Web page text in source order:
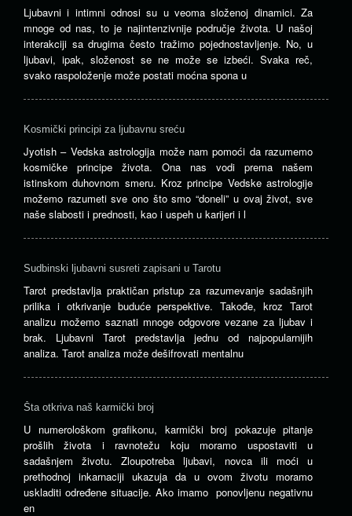
Ljubavni i intimni odnosi su u veoma složenoj dinamici. Za
mnoge od nas, to je najintenzivnije područje života. U našoj
interakciji sa drugima često tražimo pojednostavljenje. No, u
ljubavi, ipak, složenost se ne može se izbeći. Svaka reč,
svako raspoloženje može postati moćna spona u
Kosmički principi za ljubavnu sreću
Jyotish – Vedska astrologija može nam pomoći da razumemo
kosmičke principe života. Ona nas vodi prema našem
istinskom duhovnom smeru. Kroz principe Vedske astrologije
možemo razumeti sve ono što smo “doneli” u ovaj život, sve
naše slabosti i prednosti, kao i uspeh u karijeri i l
Sudbinski ljubavni susreti zapisani u Tarotu
Tarot predstavlja praktičan pristup za razumevanje sadašnjih
prilika i otkrivanje buduće perspektive. Takođe, kroz Tarot
analizu možemo saznati mnoge odgovore vezane za ljubav i
brak. Ljubavni Tarot predstavlja jednu od najpopularnijih
analiza. Tarot analiza može dešifrovati mentalnu
Šta otkriva naš karmički broj
U numerološkom grafikonu, karmički broj pokazuje pitanje
prošlih života i ravnotežu koju moramo uspostaviti u
sadašnjem životu. Zloupotreba ljubavi, novca ili moći u
prethodnoj inkarnaciji ukazuja da u ovom životu moramo
uskladiti određene situacije. Ako imamo ponovljenu negativnu
en